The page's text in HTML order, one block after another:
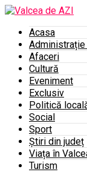
Acasa
Administrație
Afaceri
Cultură
Eveniment
Exclusiv
Politică
Social
Sport
Știri din județ
Viața în
Turism